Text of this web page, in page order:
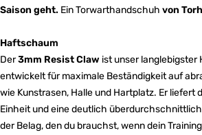
Saison geht. Ein Torwarthandschuh von
Haftschaum
Der3mm Resist Claw ist unser langlebigster
entwickelt für maximale Beständigkeit auf
wie Kunstrasen, Halle und Hartplatz. Er liefert
Einheit und eine deutlich
der Belag, den du brauchst, wenn dein